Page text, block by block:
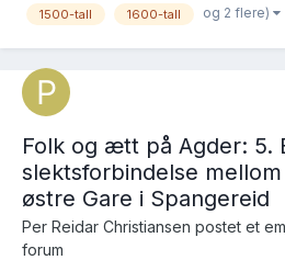
jeg gjennomgikk kildene, er hvor
1500-tall 1600-tall og 2 flere)
Folk og ætt på Agder: 5.
slektsforbindelse
østre Gare i Spangereid
Per Reidar Christiansen postet et
forum